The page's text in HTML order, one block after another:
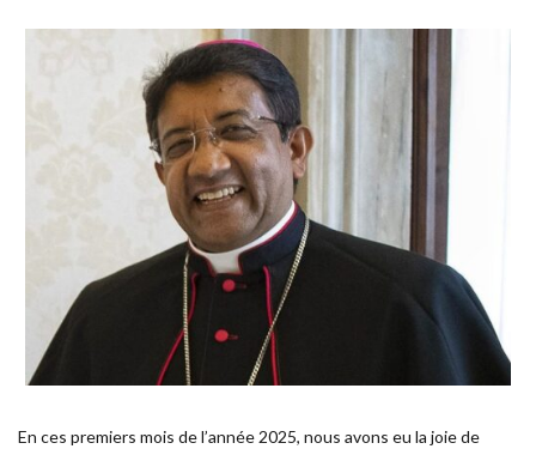
En ces premiers mois de l’année 2025, nous avons eu la joie de